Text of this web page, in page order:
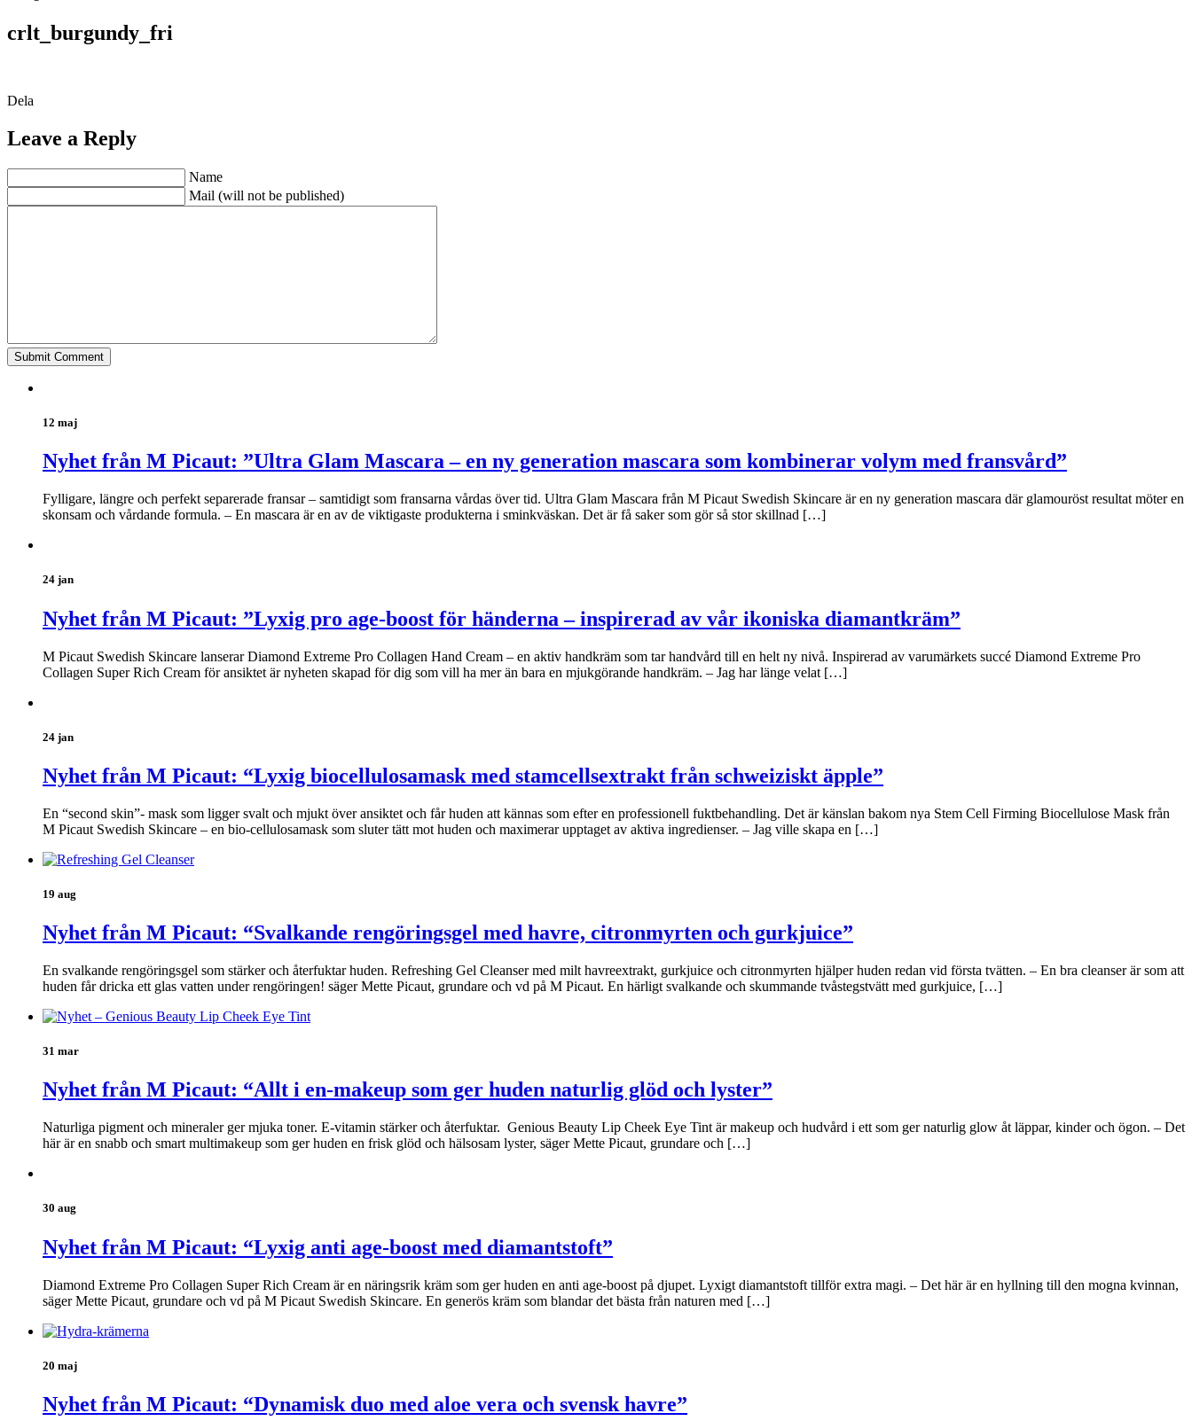
crlt_burgundy_fri
Dela
Leave a Reply
Name
Mail (will not be published)
12 maj
Nyhet från M Picaut: ”Ultra Glam Mascara – en ny generation mascara som kombinerar volym med fransvård”
Fylligare, längre och perfekt separerade fransar – samtidigt som fransarna vårdas över tid. Ultra Glam Mascara från M Picaut Swedish Skincare är en ny generation mascara där glamouröst resultat möter en
skonsam och vårdande formula. – En mascara är en av de viktigaste produkterna i sminkväskan. Det är få saker som gör så stor skillnad […]
24 jan
Nyhet från M Picaut: ”Lyxig pro age-boost för händerna – inspirerad av vår ikoniska diamantkräm”
M Picaut Swedish Skincare lanserar Diamond Extreme Pro Collagen Hand Cream – en aktiv handkräm som tar handvård till en helt ny nivå. Inspirerad av varumärkets succé Diamond Extreme Pro
Collagen Super Rich Cream för ansiktet är nyheten skapad för dig som vill ha mer än bara en mjukgörande handkräm. – Jag har länge velat […]
24 jan
Nyhet från M Picaut: “Lyxig biocellulosamask med stamcellsextrakt från schweiziskt äpple”
En “second skin”- mask som ligger svalt och mjukt över ansiktet och får huden att kännas som efter en professionell fuktbehandling. Det är känslan bakom nya Stem Cell Firming Biocellulose Mask från
M Picaut Swedish Skincare – en bio-cellulosamask som sluter tätt mot huden och maximerar upptaget av aktiva ingredienser. – Jag ville skapa en […]
19 aug
Nyhet från M Picaut: “Svalkande rengöringsgel med havre, citronmyrten och gurkjuice”
En svalkande rengöringsgel som stärker och återfuktar huden. Refreshing Gel Cleanser med milt havreextrakt, gurkjuice och citronmyrten hjälper huden redan vid första tvätten. – En bra cleanser är som att
huden får dricka ett glas vatten under rengöringen! säger Mette Picaut, grundare och vd på M Picaut. En härligt svalkande och skummande tvåstegstvätt med gurkjuice, […]
31 mar
Nyhet från M Picaut: “Allt i en-makeup som ger huden naturlig glöd och lyster”
Naturliga pigment och mineraler ger mjuka toner. E-vitamin stärker och återfuktar. Genious Beauty Lip Cheek Eye Tint är makeup och hudvård i ett som ger naturlig glow åt läppar, kinder och ögon. – Det
här är en snabb och smart multimakeup som ger huden en frisk glöd och hälsosam lyster, säger Mette Picaut, grundare och […]
30 aug
Nyhet från M Picaut: “Lyxig anti age-boost med diamantstoft”
Diamond Extreme Pro Collagen Super Rich Cream är en näringsrik kräm som ger huden en anti age-boost på djupet. Lyxigt diamantstoft tillför extra magi. – Det här är en hyllning till den mogna kvinnan,
säger Mette Picaut, grundare och vd på M Picaut Swedish Skincare. En generös kräm som blandar det bästa från naturen med […]
20 maj
Nyhet från M Picaut: “Dynamisk duo med aloe vera och svensk havre”